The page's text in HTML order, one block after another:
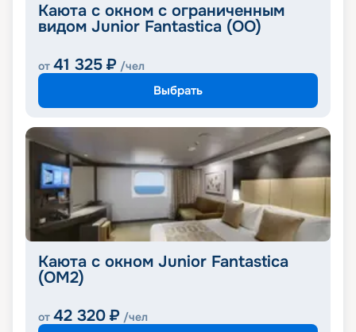
Каюта с окном с ограниченным
видом Junior Fantastica (OO)
от 41 325 ₽ /чел
Выбрать
Каюта с окном Junior Fantastica
(OM2)
от 42 320 ₽ /чел